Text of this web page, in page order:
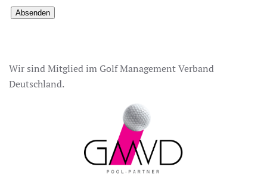
Wir sind Mitglied im Golf Management Verband
Deutschland.